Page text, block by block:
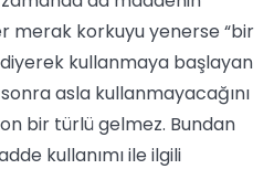
merak korkuyu yenerse “bir
kullanmaya başlayan
asla kullanmayacağını
bir türlü gelmez. Bundan
kullanımı ile ilgili